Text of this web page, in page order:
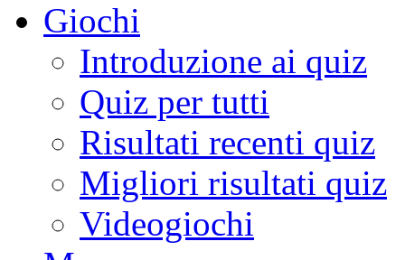
Giochi
Introduzione ai quiz
Quiz per tutti
Risultati recenti quiz
Migliori risultati quiz
Videogiochi